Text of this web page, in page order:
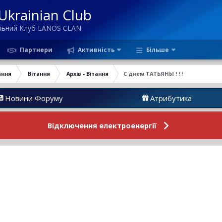
Club
Клуб LANOS CLAN
Партнери Активність Більше
Вітання Архів - Вітання С днем ТАТЬЯНЫ ! ! !
Форуму Атрибутика
Відключення електроенергії